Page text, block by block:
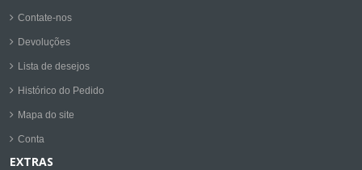
Contate-nos
Devoluções
Lista de desejos
Histórico do Pedido
Mapa do site
Conta
EXTRAS